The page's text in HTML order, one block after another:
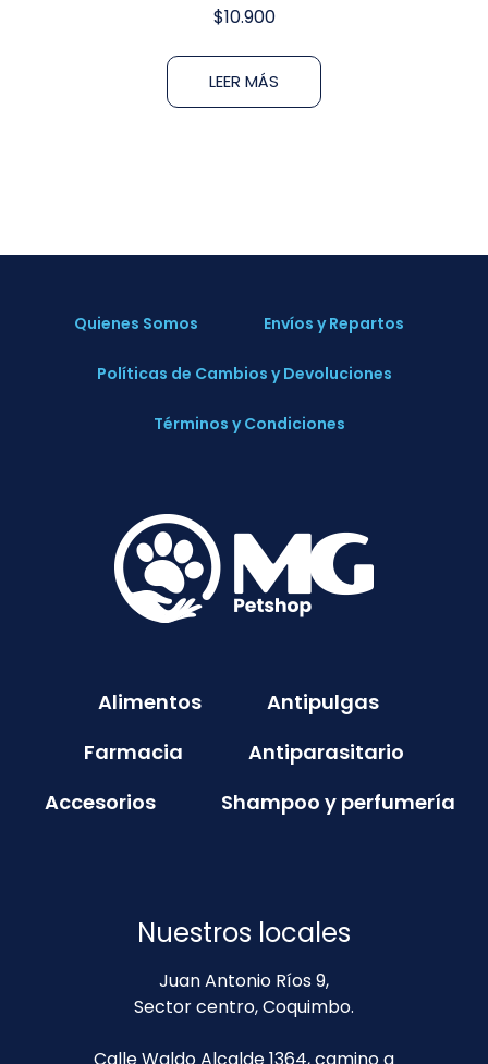
$10.900
LEER MÁS
Quienes Somos Envíos y Repartos
Políticas de Cambios y Devoluciones
Términos y Condiciones
Alimentos
Antipulgas
Farmacia
Antiparasitario
Accesorios
Shampoo y perfumería
Nuestros locales
Juan Antonio Ríos 9,
Sector centro, Coquimbo.
Calle Waldo Alcalde 1364, camino a